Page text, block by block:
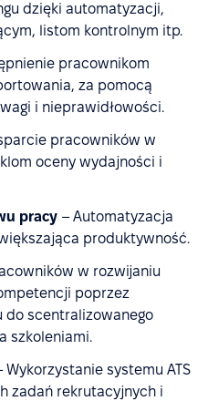
dzięki automatyzacji,
listom kontrolnym itp.
pracownikom
za pomocą
i nieprawidłowości.
pracowników w
oceny wydajności i
pracy – Automatyzacja
produktywność.
w rozwijaniu
poprzez
do scentralizowanego
szkoleniami.
Wykorzystanie systemu ATS
zadań rekrutacyjnych i